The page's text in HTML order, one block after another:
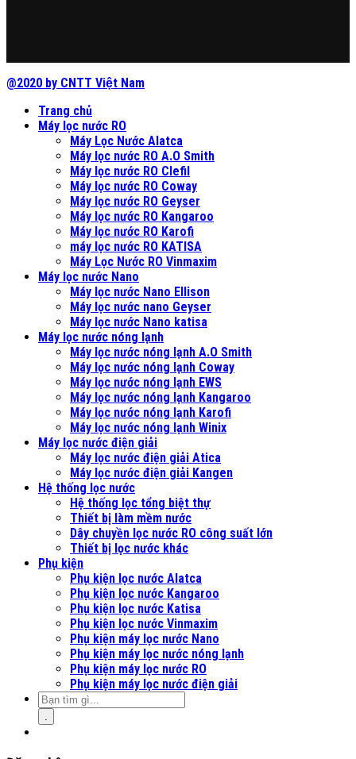
@2020 by CNTT Việt Nam
Trang chủ
Máy lọc nước RO
Máy Lọc Nước Alatca
Máy lọc nước RO A.O Smith
Máy lọc nước RO Clefil
Máy lọc nước RO Coway
Máy lọc nước RO Geyser
Máy lọc nước RO Kangaroo
Máy lọc nước RO Karofi
máy lọc nước RO KATISA
Máy Lọc Nước RO Vinmaxim
Máy lọc nước Nano
Máy lọc nước Nano Ellison
Máy lọc nước nano Geyser
Máy lọc nước Nano katisa
Máy lọc nước nóng lạnh
Máy lọc nước nóng lạnh A.O Smith
Máy lọc nước nóng lạnh Coway
Máy lọc nước nóng lạnh EWS
Máy lọc nước nóng lạnh Kangaroo
Máy lọc nước nóng lạnh Karofi
Máy lọc nước nóng lạnh Winix
Máy lọc nước điện giải
Máy lọc nước điện giải Atica
Máy lọc nước điện giải Kangen
Hệ thống lọc nước
Hệ thống lọc tổng biệt thự
Thiết bị làm mềm nước
Dây chuyền lọc nước RO công suất lớn
Thiết bị lọc nước khác
Phụ kiện
Phụ kiện lọc nước Alatca
Phụ kiện lọc nước Kangaroo
Phụ kiện lọc nước Katisa
Phụ kiện lọc nước Vinmaxim
Phụ kiện máy lọc nước Nano
Phụ kiện máy lọc nước nóng lạnh
Phụ kiện máy lọc nước RO
Phụ kiện máy lọc nước điện giải
.